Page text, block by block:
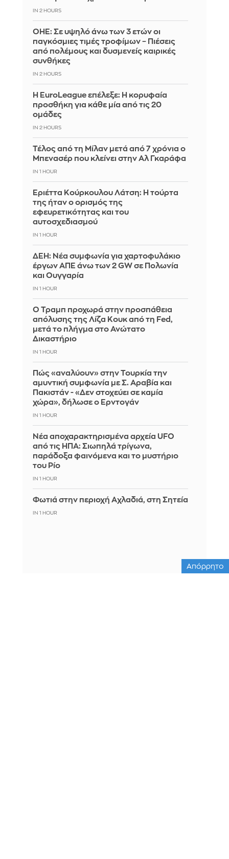
IN 2 HOURS
ΟΗΕ: Σε υψηλό άνω των 3 ετών οι
παγκόσμιες τιμές τροφίμων – Πιέσεις
από πολέμους και δυσμενείς καιρικές
συνθήκες
IN 2 HOURS
Η EuroLeague επέλεξε: Η κορυφαία
προσθήκη για κάθε μία από τις 20
ομάδες
IN 2 HOURS
Τέλος από τη Μίλαν μετά από 7 χρόνια ο
Μπενασέρ που κλείνει στην Αλ Γκαράφα
IN 1 HOUR
Εριέττα Κούρκουλου Λάτση: Η τούρτα
της ήταν ο ορισμός της
εφευρετικότητας και του
αυτοσχεδιασμού
IN 1 HOUR
ΔΕΗ: Νέα συμφωνία για χαρτοφυλάκιο
έργων ΑΠΕ άνω των 2 GW σε Πολωνία
και Ουγγαρία
IN 1 HOUR
Ο Τραμπ προχωρά στην προσπάθεια
απόλυσης της Λίζα Κουκ από τη Fed,
μετά το πλήγμα στο Ανώτατο
Δικαστήριο
IN 1 HOUR
Πώς «αναλύουν» στην Τουρκία την
αμυντική συμφωνία με Σ. Αραβία και
Πακιστάν - «Δεν στοχεύει σε καμία
χώρα», δήλωσε ο Ερντογάν
IN 1 HOUR
Νέα αποχαρακτηρισμένα αρχεία UFO
από τις ΗΠΑ: Σιωπηλά τρίγωνα,
παράδοξα φαινόμενα και το μυστήριο
του Ρίο
IN 1 HOUR
Φωτιά στην περιοχή Αχλαδιά, στη Σητεία
IN 1 HOUR
Απόρρητο